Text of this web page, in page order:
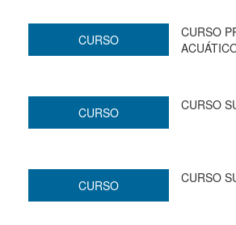
CURSO
CURSO
CURSO CURSO
CURSO CURSO